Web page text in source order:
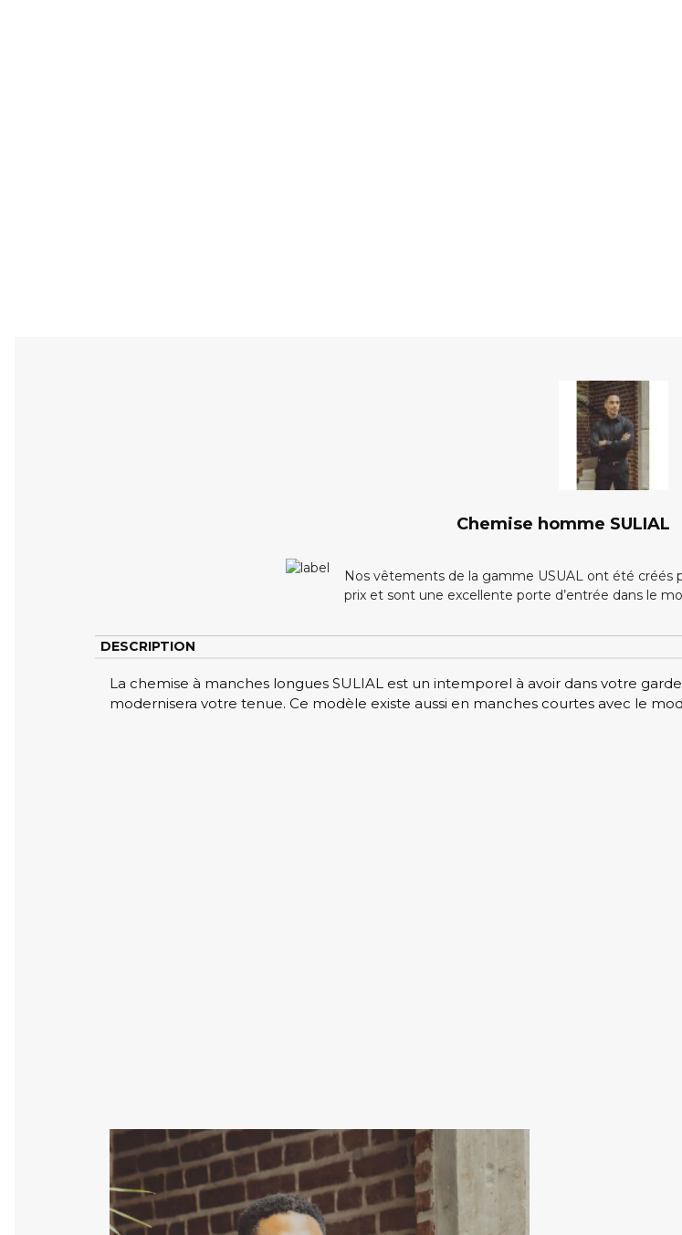
Chemise homme SULIAL
Nos vêtements de la gamme USUAL ont été créés
prix et sont une excellente porte d’entrée dans le
DESCRIPTION
La chemise à manches longues SULIAL est un intemporel à avoir dans votre
modernisera votre tenue. Ce modèle existe aussi en manches courtes avec le